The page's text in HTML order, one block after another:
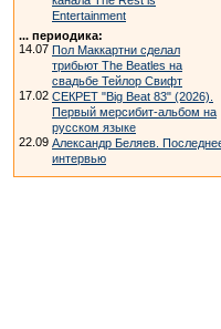
Entertainment
... периодика:
14.07 Пол Маккартни сделал
трибьют The Beatles на
свадьбе Тейлор Свифт
17.02 СЕКРЕТ "Big Beat 83" (2026).
Первый мерсибит-альбом на
русском языке
22.09 Александр Беляев.
интервью